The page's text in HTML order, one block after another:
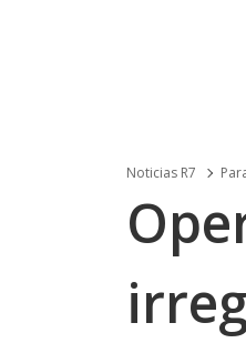
Noticias R7